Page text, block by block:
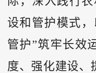
设和管护模式
管护”筑牢长效
度、强化建设、